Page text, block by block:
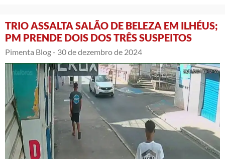
TRIO ASSALTA SALÃO DE BELEZA EM ILHÉUS;
PM PRENDE DOIS DOS TRÊS SUSPEITOS
Pimenta Blog - 30 de dezembro de 2024